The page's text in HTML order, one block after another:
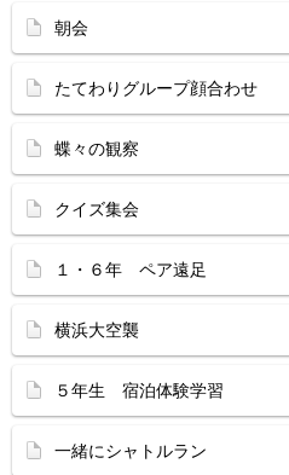
朝会
たてわりグループ顔合わせ
蝶々の観察
クイズ集会
１・６年 ペア遠足
横浜大空襲
５年生 宿泊体験学習
一緒にシャトルラン